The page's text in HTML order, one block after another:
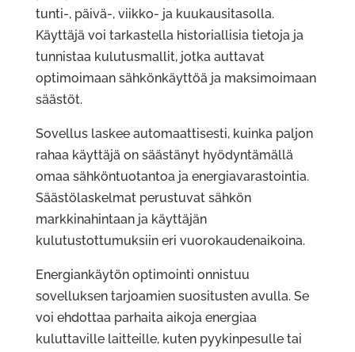
tunti-, päivä-, viikko- ja kuukausitasolla.
Käyttäjä voi tarkastella historiallisia tietoja ja
tunnistaa kulutusmallit, jotka auttavat
optimoimaan sähkönkäyttöä ja maksimoimaan
säästöt.
Sovellus laskee automaattisesti, kuinka paljon
rahaa käyttäjä on säästänyt hyödyntämällä
omaa sähköntuotantoa ja energiavarastointia.
Säästölaskelmat perustuvat sähkön
markkinahintaan ja käyttäjän
kulutustottumuksiin eri vuorokaudenaikoina.
Energiankäytön optimointi onnistuu
sovelluksen tarjoamien suositusten avulla. Se
voi ehdottaa parhaita aikoja energiaa
kuluttaville laitteille, kuten pyykinpesulle tai